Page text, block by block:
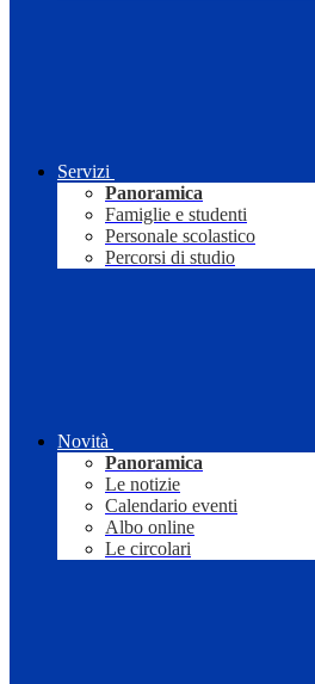
Servizi
Panoramica
Famiglie e studenti
Personale scolastico
Percorsi di studio
Novità
Panoramica
Le notizie
Calendario eventi
Albo online
Le circolari